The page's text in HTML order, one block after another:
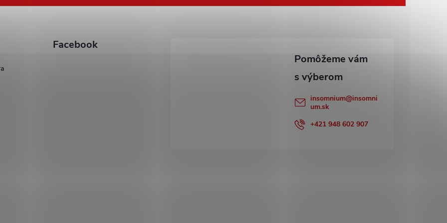
Facebook
insomnium@insomni
um.sk
+421 948 602 907